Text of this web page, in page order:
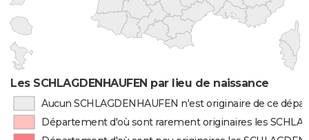
Les SCHLAGDENHAUFEN par lieu de naissance
Aucun SCHLAGDENHAUFEN n'est originaire de ce
Département d'où sont rarement originaires les